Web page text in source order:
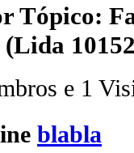
Tópico:
e 1
blabla